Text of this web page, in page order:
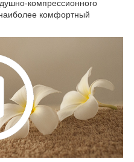
компрессионного
комфортный